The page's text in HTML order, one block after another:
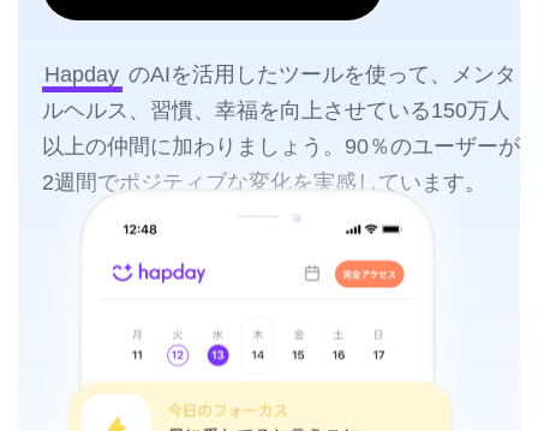
Hapday のAIを活用したツールを使って、メンタ
ルヘルス、習慣、幸福を向上させている150万人
以上の仲間に加わりましょう。90％のユーザーが
2週間でポジティブな変化を実感しています。